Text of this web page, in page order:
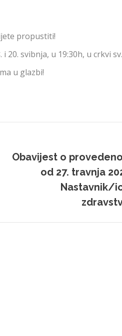
propustiti!
svibnja, u 19:30h, u crkvi
u glazbi!
Obavijest o
od 27. travnja
Nastavnik/